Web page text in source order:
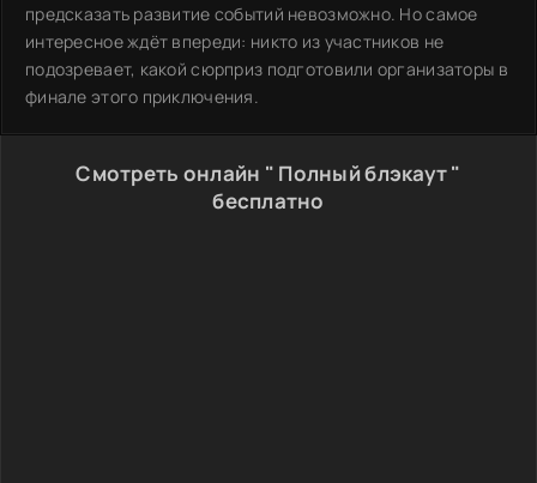
предсказать развитие событий невозможно. Но самое
интересное ждёт впереди: никто из участников не
подозревает, какой сюрприз подготовили организаторы в
финале этого приключения.
Смотреть онлайн " Полный блэкаут "
бесплатно